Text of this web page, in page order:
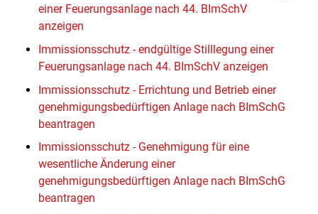
einer Feuerungsanlage nach 44. BImSchV
anzeigen
Immissionsschutz - endgültige Stilllegung einer
Feuerungsanlage nach 44. BImSchV anzeigen
Immissionsschutz - Errichtung und Betrieb einer
genehmigungsbedürftigen Anlage nach BImSchG
beantragen
Immissionsschutz - Genehmigung für eine
wesentliche Änderung einer
genehmigungsbedürftigen Anlage nach BImSchG
beantragen